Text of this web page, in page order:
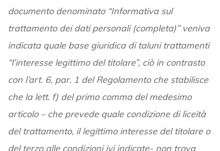
documento denominato “Informativa sul
trattamento dei dati personali (completa)” veniva
indicata quale base giuridica di taluni trattamenti
“l’interesse legittimo del titolare”, ciò in contrasto
con l’art. 6, par. 1 del Regolamento che stabilisce
che la lett. f) del primo comma del medesimo
articolo – che prevede quale condizione di liceità
del trattamento, il legittimo interesse del titolare o
del terzo alle condizioni ivi indicate- non trova